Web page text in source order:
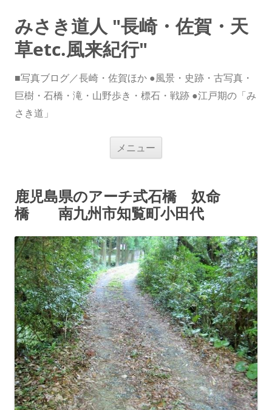
みさき道人 "長崎・佐賀・天
草etc.風来紀行"
■写真ブログ／長崎・佐賀ほか ●風景・史跡・古写真・
巨樹・石橋・滝・山野歩き・標石・戦跡 ●江戸期の「み
さき道」
メニュー
ス
キ
ッ
プ
鹿児島県のアーチ式石橋 奴命
橋 南九州市知覧町小田代